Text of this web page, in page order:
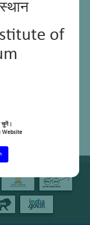
of
चुनें।
Website